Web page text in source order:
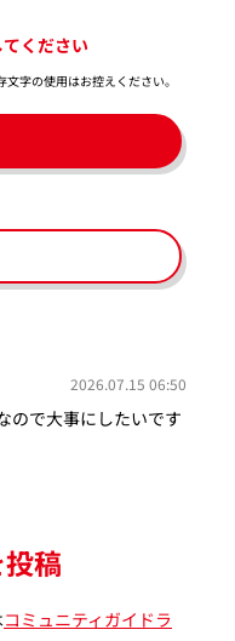
ください
字の使用はお控えください。​
2026.07.15 06:50
ので大事にしたいです
稿
コミュニティガイドラ